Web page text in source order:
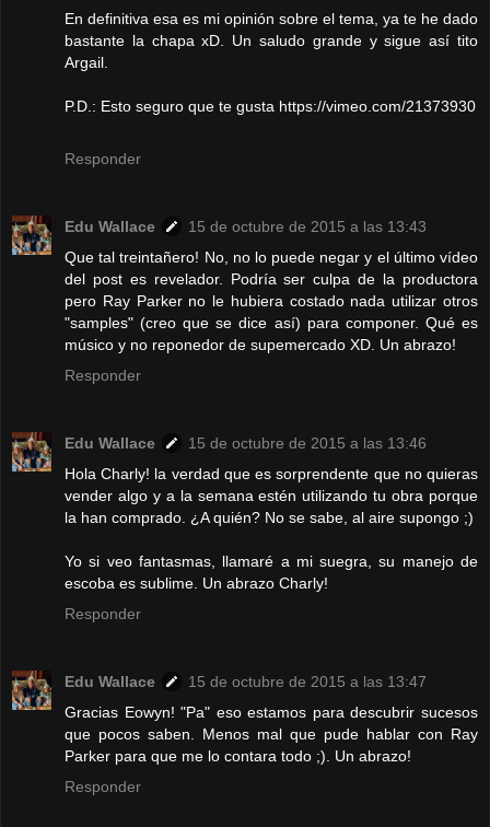
En definitiva esa es mi opinión sobre el tema, ya te he dado
bastante la chapa xD. Un saludo grande y sigue así tito
Argail.
P.D.: Esto seguro que te gusta https://vimeo.com/21373930
Responder
Edu Wallace
15 de octubre de 2015 a las 13:43
Que tal treintañero! No, no lo puede negar y el último vídeo
del post es revelador. Podría ser culpa de la productora
pero Ray Parker no le hubiera costado nada utilizar otros
"samples" (creo que se dice así) para componer. Qué es
músico y no reponedor de supemercado XD. Un abrazo!
Responder
Edu Wallace
15 de octubre de 2015 a las 13:46
Hola Charly! la verdad que es sorprendente que no quieras
vender algo y a la semana estén utilizando tu obra porque
la han comprado. ¿A quién? No se sabe, al aire supongo ;)
Yo si veo fantasmas, llamaré a mi suegra, su manejo de
escoba es sublime. Un abrazo Charly!
Responder
Edu Wallace
15 de octubre de 2015 a las 13:47
Gracias Eowyn! "Pa" eso estamos para descubrir sucesos
que pocos saben. Menos mal que pude hablar con Ray
Parker para que me lo contara todo ;). Un abrazo!
Responder